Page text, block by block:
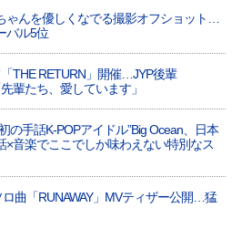
ゃんを優しくなでる撮影オフショット…
バル5位
「THE RETURN」開催…JYP後輩
輩たち、愛しています」
の手話K-POPアイドル”Big Ocean、日本
×音楽でここでしか味わえない特別なス
ロ曲「RUNAWAY」MVティザー公開…猛